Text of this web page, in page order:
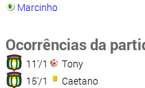
Marcinho
Ocorrências da
11'/1
Tony
15'/1
Caetano